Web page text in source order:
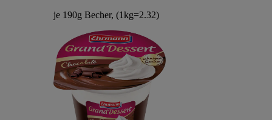
je 190g Becher, (1kg=2.32)